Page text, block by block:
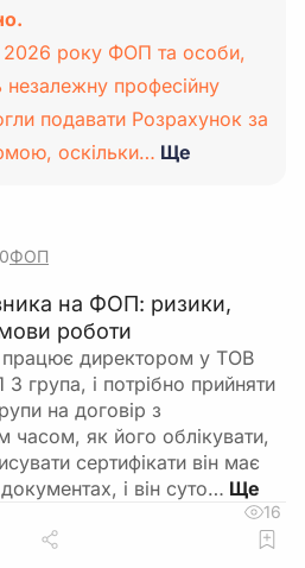
року ФОП та особи,
незалежну професійну
подавати Розрахунок за
оскільки… Ще
ФОП
на ФОП: ризики,
роботи
директором у ТОВ
група, і потрібно прийняти
на договір з
часом, як його облікувати,
сертифікати він має
і він суто…
16